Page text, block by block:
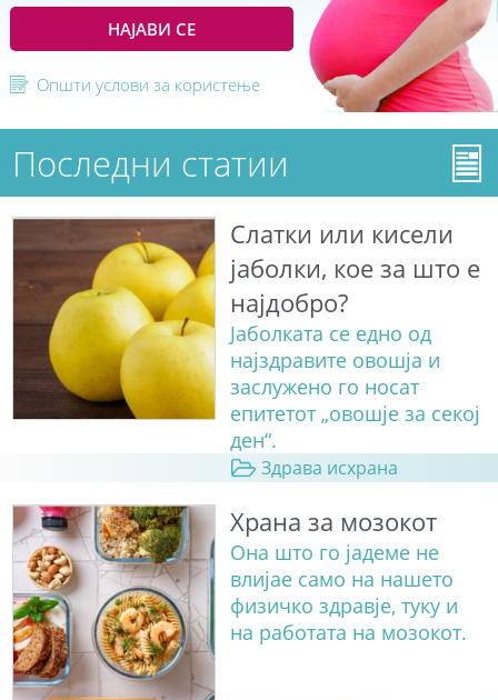
НАЈАВИ СЕ
Општи услови за користење
Последни статии
Слатки или кисели
јаболки, кое за што е
најдобро?
Јаболката се едно од
најздравите овошја и
заслужено го носат
епитетот „овошје за секој
ден“.
Здрава исхрана
Храна за мозокот
Она што го јадеме не
влијае само на нашето
физичко здравје, туку и
на работата на мозокот.